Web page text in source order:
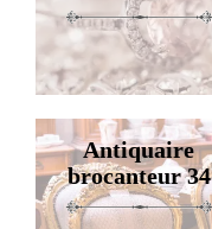
Antiquaire
brocanteur 34